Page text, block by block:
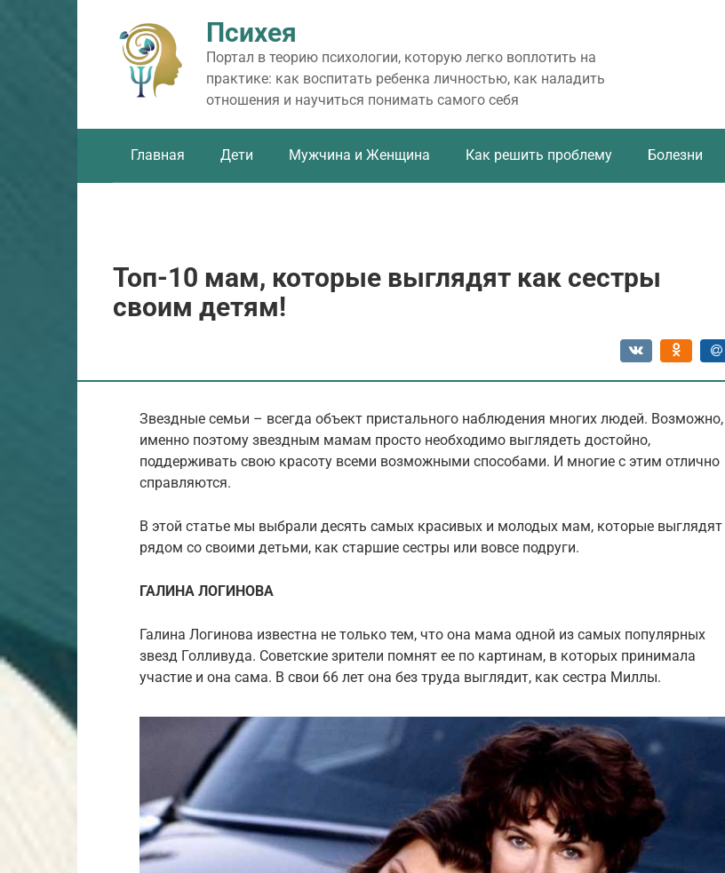
Психея
Портал в теорию психологии, которую легко воплотить на
практике: как воспитать ребенка личностью, как наладить
отношения и научиться понимать самого себя
Главная Дети Мужчина и Женщина Как решить проблему Болезни
Топ-10 мам, которые выглядят как сестры
своим детям!
Звездные семьи – всегда объект пристального наблюдения многих людей. Возможно,
именно поэтому звездным мамам просто необходимо выглядеть достойно,
поддерживать свою красоту всеми возможными способами. И многие с этим отлично
справляются.
В этой статье мы выбрали десять самых красивых и молодых мам, которые выглядят
рядом со своими детьми, как старшие сестры или вовсе подруги.
ГАЛИНА ЛОГИНОВА
Галина Логинова известна не только тем, что она мама одной из самых популярных
звезд Голливуда. Советские зрители помнят ее по картинам, в которых принимала
участие и она сама. В свои 66 лет она без труда выглядит, как сестра Миллы.